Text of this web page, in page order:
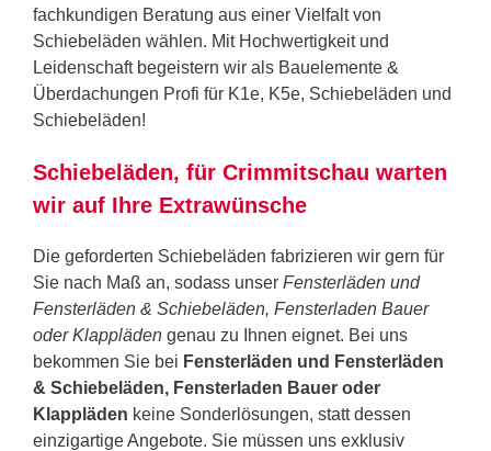
fachkundigen Beratung aus einer Vielfalt von
Schiebeläden wählen. Mit Hochwertigkeit und
Leidenschaft begeistern wir als Bauelemente &
Überdachungen Profi für K1e, K5e, Schiebeläden und
Schiebeläden!
Schiebeläden, für Crimmitschau warten
wir auf Ihre Extrawünsche
Die geforderten Schiebeläden fabrizieren wir gern für
Sie nach Maß an, sodass unser Fensterläden und
Fensterläden & Schiebeläden, Fensterladen Bauer
oder Klappläden genau zu Ihnen eignet. Bei uns
bekommen Sie bei Fensterläden und Fensterläden
& Schiebeläden, Fensterladen Bauer oder
Klappläden keine Sonderlösungen, statt dessen
einzigartige Angebote. Sie müssen uns exklusiv